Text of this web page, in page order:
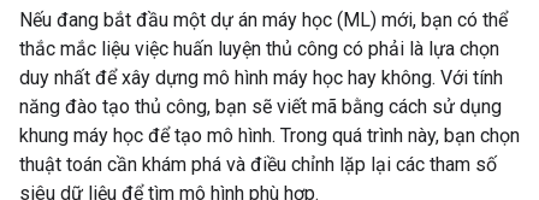
Nếu đang bắt đầu một dự án máy học (ML) mới, bạn có thể
thắc mắc liệu việc huấn luyện thủ công có phải là lựa chọn
duy nhất để xây dựng mô hình máy học hay không. Với tính
năng đào tạo thủ công, bạn sẽ viết mã bằng cách sử dụng
khung máy học để tạo mô hình. Trong quá trình này, bạn chọn
thuật toán cần khám phá và điều chỉnh lặp lại các tham số
siêu dữ liệu để tìm mô hình phù hợp.